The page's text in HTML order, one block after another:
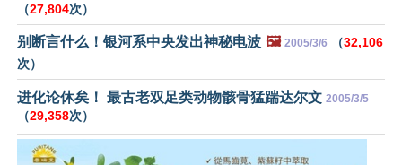
（27,804次）
别断言什么！银河系中央发出神秘电波 🖼️ 2005/3/6 （32,106
次）
进化论休矣！ 最古老双足类动物骸骨猛踹达尔文 2005/3/5
（29,358次）